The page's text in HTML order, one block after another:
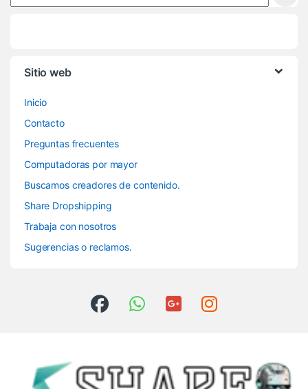
Sitio web
Inicio
Contacto
Preguntas frecuentes
Computadoras por mayor
Buscamos creadores de contenido.
Share Dropshipping
Trabaja con nosotros
Sugerencias o reclamos.